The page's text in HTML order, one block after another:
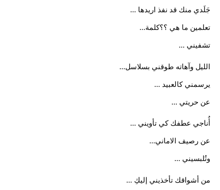
جَلَدي منك قد نفذ اريدها ...
تعلمين ما هي ؟؟كلمة...
تشفيني ...
الليل وآهاته طوقني بسلاسل...
يرسمني كالعبيد ...
عن حريتي ...
أُناجي عطفك كي تأويني ...
عن رصيف الاماني...
وتُلبسيني ...
من أشواقك تأخذيني إليكِ ...